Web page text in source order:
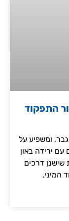
התפקוד
ומשפיע על
ירידה באון
שישנן דרכים
המיני.